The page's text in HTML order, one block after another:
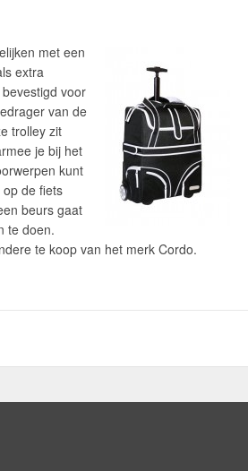
met een
extra
voor
van de
trolley zit
je bij het
kunt
de fiets
beurs gaat
te doen.
te koop van het merk Cordo.